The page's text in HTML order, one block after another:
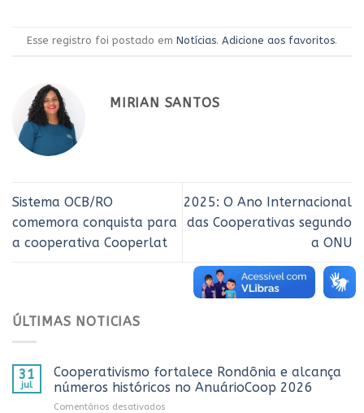
Esse registro foi postado em Notícias. Adicione aos favoritos.
MIRIAN SANTOS
Sistema OCB/RO
comemora conquista para
a cooperativa Cooperlat
2025: O Ano Internacional
das Cooperativas segundo
a ONU
ÚLTIMAS NOTICIAS
31
jul
Cooperativismo fortalece Rondônia e alcança
números históricos no AnuárioCoop 2026
Comentários desativados